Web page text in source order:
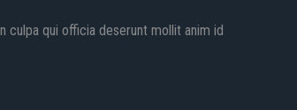
culpa qui officia deserunt mollit anim id